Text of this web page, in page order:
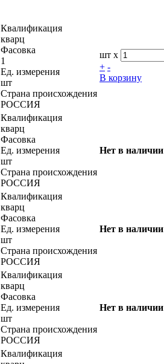
Квалификация
кварц
Фасовка
1
Ед. измерения
шт
Страна происхождения
РОССИЯ
шт x
+ -
В корзину
Квалификация
кварц
Фасовка
Ед. измерения
шт
Страна происхождения
РОССИЯ
Нет в наличии
Квалификация
кварц
Фасовка
Ед. измерения
шт
Страна происхождения
РОССИЯ
Нет в наличии
Квалификация
кварц
Фасовка
Ед. измерения
шт
Страна происхождения
РОССИЯ
Нет в наличии
Квалификация